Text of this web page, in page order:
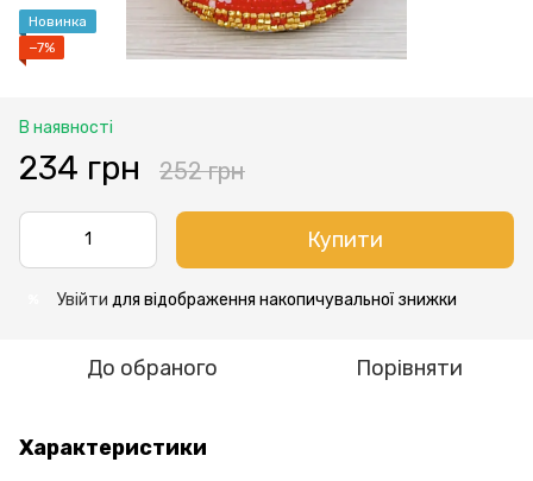
Новинка
−7%
В наявності
234 грн 252 грн
Купити
Увійти для відображення накопичувальної знижки
До обраного Порівняти
Характеристики